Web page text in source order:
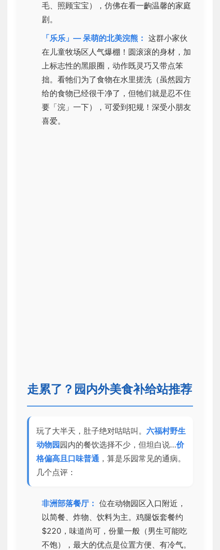
毛、照顾宝宝），仿佛在看一齣温馨的家庭
剧。
「乐乐」— 呆萌的北美浣熊： 这群小家伙
在儿童牧场区人气爆棚！圆滚滚的身材，加
上标志性的黑眼圈，动作既灵巧又带点笨
拙。看牠们为了食物在水里搓洗（虽然园方
给的食物已经很干净了，但牠们就是忍不住
要「浣」一下），可爱到犯规！深受小朋友
喜爱。
走累了？园内外美食补给站推荐
玩了大半天，肚子绝对咕咕叫。 六福村野生
动物园园内的餐饮选择不少，但坦白说…价
格偏高且口味普通 ，算是乐园常见的通病。
几个点评：
非洲部落餐厅： 位在动物园区入口附近，
以简餐、炸物、饮料为主。鸡腿饭套餐约
$220，味道尚可，份量一般（男生可能吃
不饱），最大的优点是位置方便、有冷气。